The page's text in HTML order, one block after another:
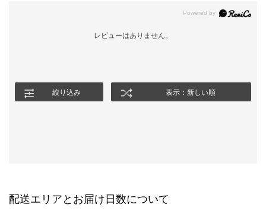
レビューはありません。
絞り込み 表示：新しい順
配送エリアとお届け日数について